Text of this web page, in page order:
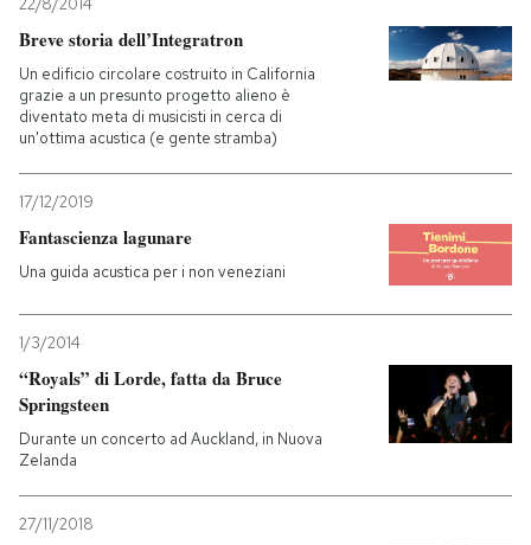
22/8/2014
Breve storia dell’Integratron
Un edificio circolare costruito in California
grazie a un presunto progetto alieno è
diventato meta di musicisti in cerca di
un'ottima acustica (e gente stramba)
17/12/2019
Fantascienza lagunare
Una guida acustica per i non veneziani
1/3/2014
“Royals” di Lorde, fatta da Bruce
Springsteen
Durante un concerto ad Auckland, in Nuova
Zelanda
27/11/2018